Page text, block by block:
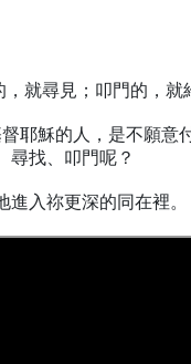
就尋見；叩門的，就
耶穌的人，是不願意
尋找、叩門呢？
入祢更深的同在裡。